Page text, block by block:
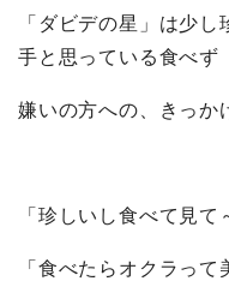
「ダビデの星」は少
手と思っている食べず
嫌いの方への、きっか
「珍しいし食べて見て
「食べたらオクラっ